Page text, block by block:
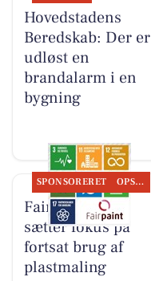
Hovedstadens
Beredskab: Der er
udløst en
brandalarm i en
bygning
SPONSORERET OPSLAGSTAVLEN
Fairpaint ApS
sætter fokus på
fortsat brug af
plastmaling